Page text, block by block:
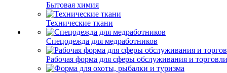
Бытовая химия
Технические ткани
Спецодежда для медработников
Рабочая форма для сферы обслуживания и торговли